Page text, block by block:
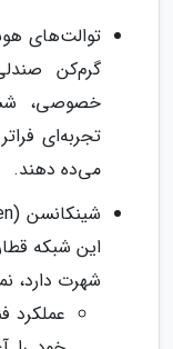
توالت‌های
گرم‌کن
خصوصی،
تجربه‌ای
می‌ده دهند.
این شبکه
شهرت دارد،